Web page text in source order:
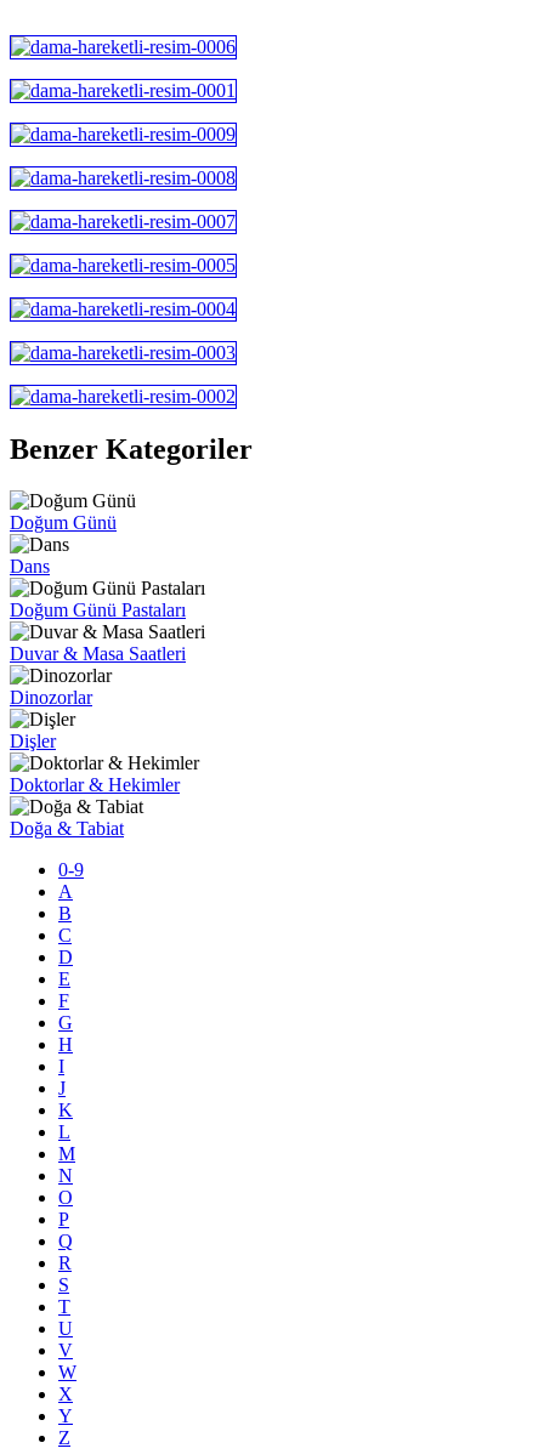
Benzer Kategoriler
Doğum Günü
Dans
Doğum Günü Pastaları
Duvar & Masa Saatleri
Dinozorlar
Dişler
Doktorlar & Hekimler
Doğa & Tabiat
0-9
A
B
C
D
E
F
G
H
I
J
K
L
M
N
O
P
Q
R
S
T
U
V
W
X
Y
Z